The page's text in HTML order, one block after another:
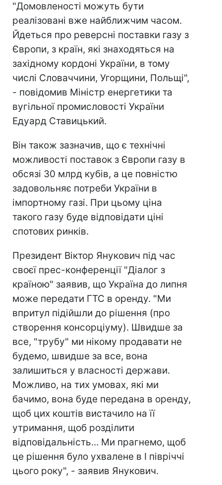
"Домовленості можуть бути
реалізовані вже найближчим часом.
Йдеться про реверсні поставки газу з
Європи, з країн, які знаходяться на
західному кордоні України, в тому
числі Словаччини, Угорщини, Польщі",
- повідомив Міністр енергетики та
вугільної промисловості України
Едуард Ставицький.
Він також зазначив, що є технічні
можливості поставок з Європи газу в
обсязі 30 млрд кубів, а це повністю
задовольняє потреби України в
імпортному газі. При цьому ціна
такого газу буде відповідати ціні
спотових ринків.
Президент Віктор Янукович під час
своєї прес-конференції "Діалог з
країною" заявив, що Україна до липня
може передати ГТС в оренду. "Ми
впритул підійшли до рішення (про
створення консорціуму). Швидше за
все, "трубу" ми нікому продавати не
будемо, швидше за все, вона
залишиться у власності держави.
Можливо, на тих умовах, які ми
бачимо, вона буде передана в оренду,
щоб цих коштів вистачило на її
утримання, щоб розділити
відповідальність... Ми прагнемо, щоб
це рішення було ухвалене в I півріччі
цього року", - заявив Янукович.